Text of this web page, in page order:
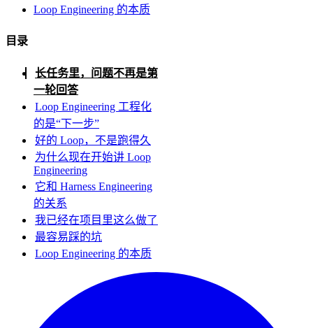
Loop Engineering 的本质
目录
长任务里，问题不再是第
一轮回答
Loop Engineering 工程化
的是“下一步”
好的 Loop，不是跑得久
为什么现在开始讲 Loop
Engineering
它和 Harness Engineering
的关系
我已经在项目里这么做了
最容易踩的坑
Loop Engineering 的本质